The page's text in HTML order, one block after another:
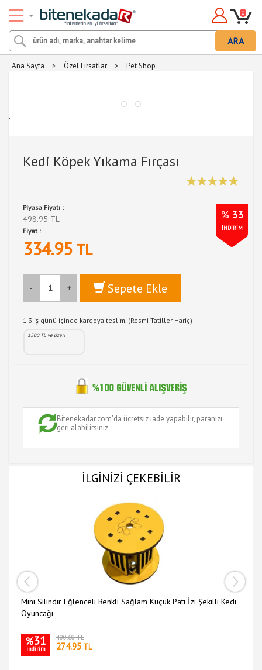
ARA
0
Ana Sayfa > Özel Fırsatlar > Pet Shop
.
Kedi Köpek Yıkama Fırçası
Piyasa Fiyatı :
498.95 TL % 33
İNDİRİM
Fiyat :
334.95 TL
- + Sepete Ekle
1-3 iş günü içinde kargoya teslim. (Resmi Tatiller Hariç)
1500 TL ve üzeri
Bitenekadar.com'da ücretsiz iade yapabilir, paranızı
geri alabilirsiniz.
İLGİNİZİ ÇEKEBİLİR
Mini Silindir Eğlenceli Renkli Sağlam Küçük Pati İzi Şekilli Kedi
Oyuncağı
%31
indirim
400.60 TL
274.95 TL